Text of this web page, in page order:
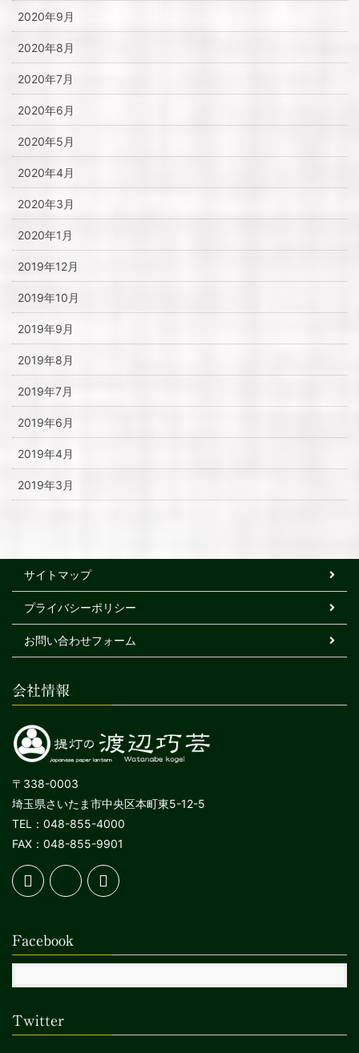
2020年9月
2020年8月
2020年7月
2020年6月
2020年5月
2020年4月
2020年3月
2020年1月
2019年12月
2019年10月
2019年9月
2019年8月
2019年7月
2019年6月
2019年4月
2019年3月
サイトマップ
プライバシーポリシー
お問い合わせフォーム
会社情報
〒338-0003
埼玉県さいたま市中央区本町東5-12-5
TEL：048-855-4000
FAX：048-855-9901
Facebook
Twitter